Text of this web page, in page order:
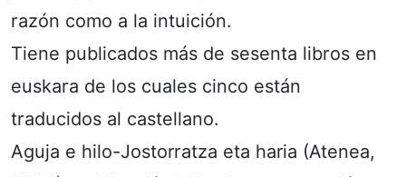
razón como a la intuición.
Tiene publicados más de sesenta libros en
euskara de los cuales cinco están
traducidos al castellano.
Aguja e hilo-Jostorratza eta haria (Atenea,